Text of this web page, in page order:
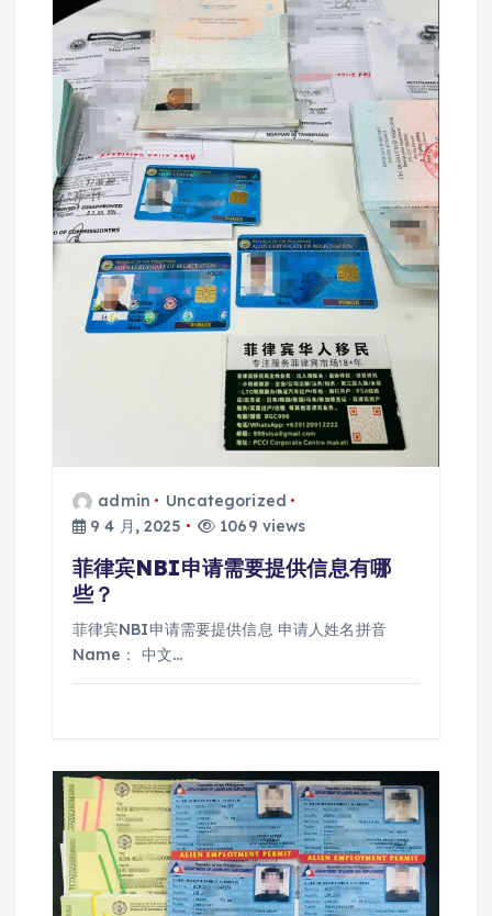
admin
Uncategorized
9 4 月, 2025
1069 views
菲律宾NBI申请需要提供信息有哪
些？
菲律宾NBI申请需要提供信息 申请人姓名拼音
Name： 中文…